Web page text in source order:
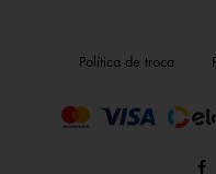
Política de troca